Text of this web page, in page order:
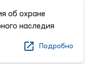
об охране
наследия
Подробно